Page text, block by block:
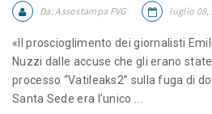
Da:Assostampa FVG luglio 08,
«Il proscioglimento dei giornalisti
Nuzzi dalle accuse che gli erano
processo “Vatileaks2” sulla fuga di
Santa Sede era l’unico ...